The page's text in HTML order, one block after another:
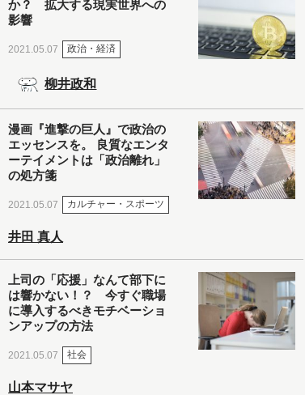
か？ 拡大する現実世界への
影響
2021.05.07 政治・経済
柳井政和
漫画『進撃の巨人』で政治の
エッセンスを。 良質なエンタ
ーテイメントは「政治離れ」
の処方箋
2021.05.07 カルチャー・スポーツ
井田 真人
上司の「応援」なんて部下に
は響かない！？ 今すぐ職場
に導入するべきモチベーショ
ンアップの方法
2021.05.07 社会
山本マサヤ